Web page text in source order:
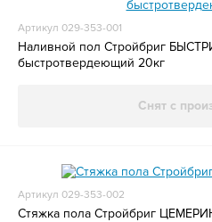
Артикул 029-353-001
Наливной пол Стройбриг
быстротвердеющий 20кг
Снят с
Артикул 029-353-002
Стяжка пола Стройбриг